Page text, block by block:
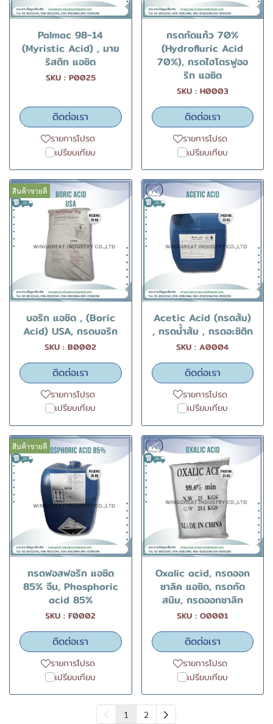
Palmac 98-14
(Myristic Acid) , มาย
ริสติก แอซิด
SKU : P0025
ติดต่อเรา
รายการโปรด
เปรียบเทียบ
กรดกัดแก้ว 70%
(Hydrofluric Acid
70%), กรดไฮโดรฟูออ
ริก แอซิด
SKU : H0003
ติดต่อเรา
รายการโปรด
เปรียบเทียบ
สินค้าขายดี
บอริก แอซิด , (Boric
Acid) USA, กรดบอริก
SKU : B0002
ติดต่อเรา
รายการโปรด
เปรียบเทียบ
Acetic Acid (กรดส้ม)
, กรดน้ำส้ม , กรดอะซิติก
SKU : A0004
ติดต่อเรา
รายการโปรด
เปรียบเทียบ
สินค้าขายดี
กรดฟอสฟอริก แอซิด
85% จีน, Phosphoric
acid 85%
SKU : F0002
ติดต่อเรา
รายการโปรด
เปรียบเทียบ
Oxalic acid, กรดออก
ซาลิค แอซิด, กรดกัด
สนิม, กรดออกซาลิก
SKU : O0001
ติดต่อเรา
รายการโปรด
เปรียบเทียบ
1 2